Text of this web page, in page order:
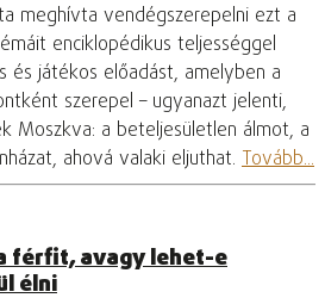
meghívta vendégszerepelni ezt a
enciklopédikus teljességgel
és játékos előadást, amelyben a
szerepel – ugyanazt jelenti,
Moszkva: a beteljesületlen álmot, a
ahová valaki eljuthat. Tovább...
férfit, avagy lehet-e
élni